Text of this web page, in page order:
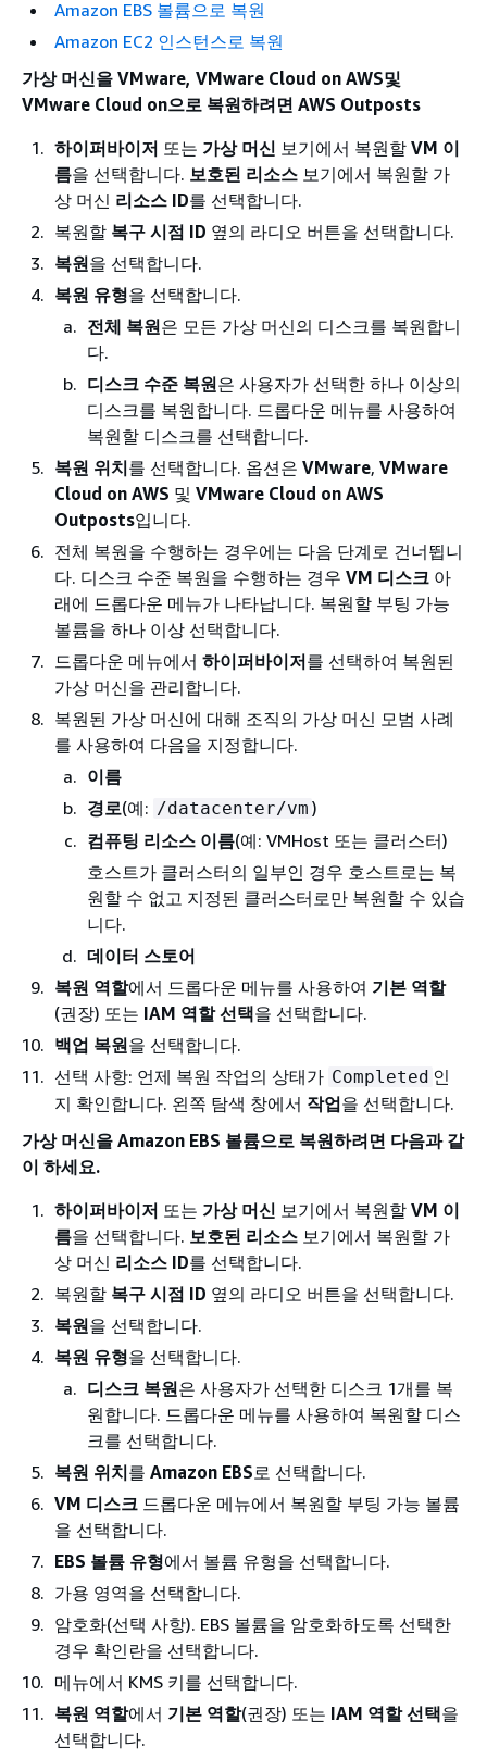
Amazon EBS 볼륨으로 복원
Amazon EC2 인스턴스로 복원
가상 머신을 VMware, VMware Cloud on AWS및
VMware Cloud on으로 복원하려면 AWS Outposts
하이퍼바이저 또는 가상 머신 보기에서 복원할 VM 이
름을 선택합니다. 보호된 리소스 보기에서 복원할 가
상 머신 리소스 ID를 선택합니다.
복원할 복구 시점 ID 옆의 라디오 버튼을 선택합니다.
복원을 선택합니다.
복원 유형을 선택합니다.
전체 복원은 모든 가상 머신의 디스크를 복원합니
다.
디스크 수준 복원은 사용자가 선택한 하나 이상의
디스크를 복원합니다. 드롭다운 메뉴를 사용하여
복원할 디스크를 선택합니다.
복원 위치를 선택합니다. 옵션은 VMware, VMware
Cloud on AWS 및 VMware Cloud on AWS
Outposts입니다.
전체 복원을 수행하는 경우에는 다음 단계로 건너뜁니
다. 디스크 수준 복원을 수행하는 경우 VM 디스크 아
래에 드롭다운 메뉴가 나타납니다. 복원할 부팅 가능
볼륨을 하나 이상 선택합니다.
드롭다운 메뉴에서 하이퍼바이저를 선택하여 복원된
가상 머신을 관리합니다.
복원된 가상 머신에 대해 조직의 가상 머신 모범 사례
를 사용하여 다음을 지정합니다.
이름
경로(예: /datacenter/vm )
컴퓨팅 리소스 이름(예: VMHost 또는 클러스터)
호스트가 클러스터의 일부인 경우 호스트로는 복
원할 수 없고 지정된 클러스터로만 복원할 수 있습
니다.
데이터 스토어
복원 역할에서 드롭다운 메뉴를 사용하여 기본 역할
(권장) 또는 IAM 역할 선택을 선택합니다.
백업 복원을 선택합니다.
선택 사항: 언제 복원 작업의 상태가 Completed 인
지 확인합니다. 왼쪽 탐색 창에서 작업을 선택합니다.
가상 머신을 Amazon EBS 볼륨으로 복원하려면 다음과 같
이 하세요.
하이퍼바이저 또는 가상 머신 보기에서 복원할 VM 이
름을 선택합니다. 보호된 리소스 보기에서 복원할 가
상 머신 리소스 ID를 선택합니다.
복원할 복구 시점 ID 옆의 라디오 버튼을 선택합니다.
복원을 선택합니다.
복원 유형을 선택합니다.
디스크 복원은 사용자가 선택한 디스크 1개를 복
원합니다. 드롭다운 메뉴를 사용하여 복원할 디스
크를 선택합니다.
복원 위치를 Amazon EBS로 선택합니다.
VM 디스크 드롭다운 메뉴에서 복원할 부팅 가능 볼륨
을 선택합니다.
EBS 볼륨 유형에서 볼륨 유형을 선택합니다.
가용 영역을 선택합니다.
암호화(선택 사항). EBS 볼륨을 암호화하도록 선택한
경우 확인란을 선택합니다.
메뉴에서 KMS 키를 선택합니다.
복원 역할에서 기본 역할(권장) 또는 IAM 역할 선택을
선택합니다.